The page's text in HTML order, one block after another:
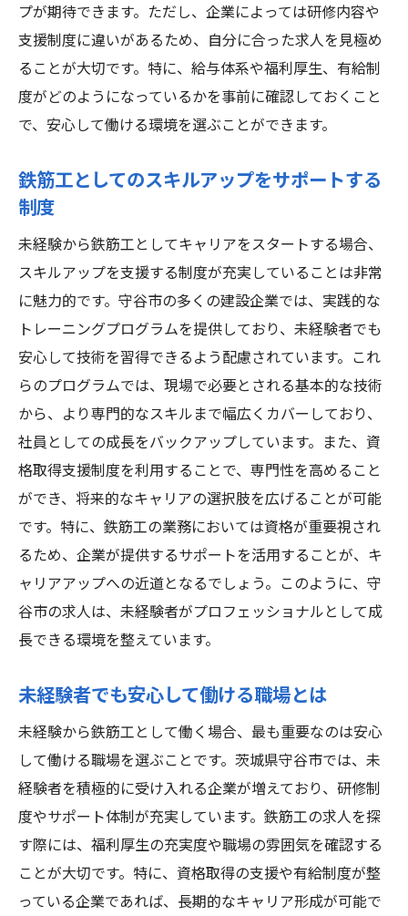
プが期待できます。ただし、企業によっては研修内容や
支援制度に違いがあるため、自分に合った求人を見極め
ることが大切です。特に、給与体系や福利厚生、有給制
度がどのようになっているかを事前に確認しておくこと
で、安心して働ける環境を選ぶことができます。
鉄筋工としてのスキルアップをサポートする
制度
未経験から鉄筋工としてキャリアをスタートする場合、
スキルアップを支援する制度が充実していることは非常
に魅力的です。守谷市の多くの建設企業では、実践的な
トレーニングプログラムを提供しており、未経験者でも
安心して技術を習得できるよう配慮されています。これ
らのプログラムでは、現場で必要とされる基本的な技術
から、より専門的なスキルまで幅広くカバーしており、
社員としての成長をバックアップしています。また、資
格取得支援制度を利用することで、専門性を高めること
ができ、将来的なキャリアの選択肢を広げることが可能
です。特に、鉄筋工の業務においては資格が重要視され
るため、企業が提供するサポートを活用することが、キ
ャリアアップへの近道となるでしょう。このように、守
谷市の求人は、未経験者がプロフェッショナルとして成
長できる環境を整えています。
未経験者でも安心して働ける職場とは
未経験から鉄筋工として働く場合、最も重要なのは安心
して働ける職場を選ぶことです。茨城県守谷市では、未
経験者を積極的に受け入れる企業が増えており、研修制
度やサポート体制が充実しています。鉄筋工の求人を探
す際には、福利厚生の充実度や職場の雰囲気を確認する
ことが大切です。特に、資格取得の支援や有給制度が整
っている企業であれば、長期的なキャリア形成が可能で